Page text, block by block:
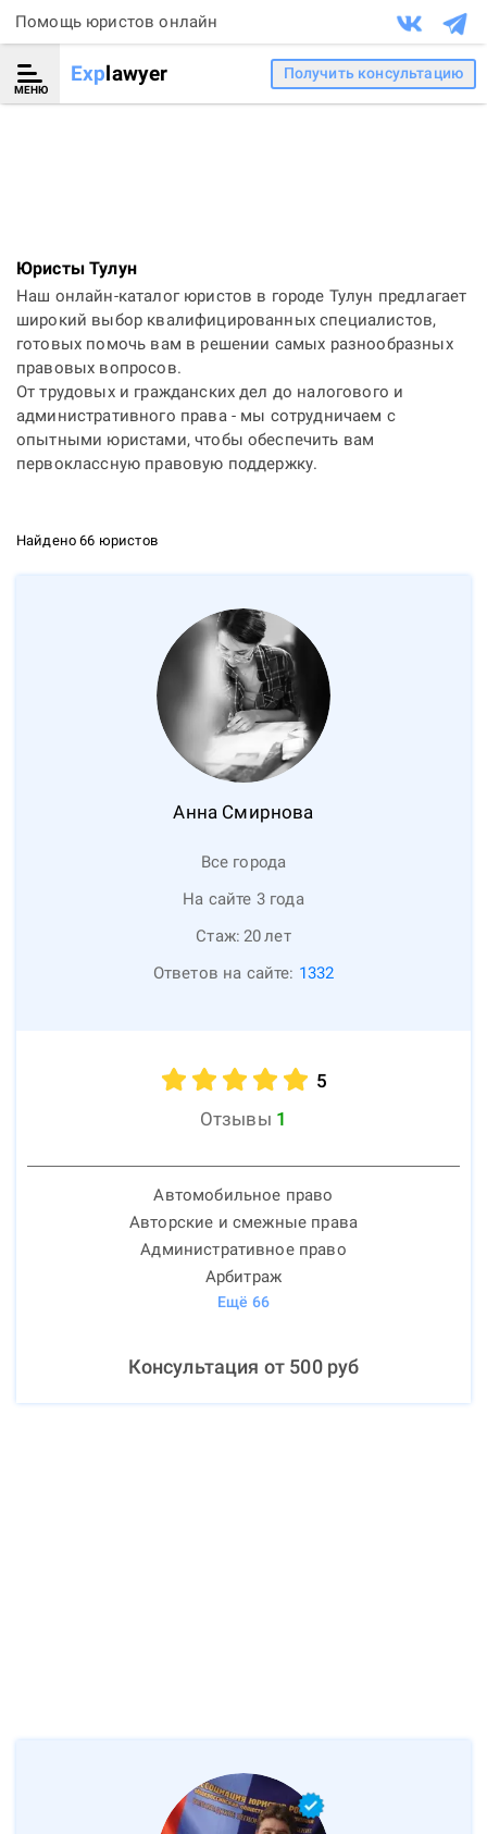
Помощь юристов онлайн
МЕНЮ
Explawyer Получить консультацию
Юристы Тулун
Наш онлайн-каталог юристов в городе Тулун предлагает
широкий выбор квалифицированных специалистов,
готовых помочь вам в решении самых разнообразных
правовых вопросов.
От трудовых и гражданских дел до налогового и
административного права - мы сотрудничаем с
опытными юристами, чтобы обеспечить вам
первоклассную правовую поддержку.
Найдено 66 юристов
Анна Смирнова
Все города
На сайте 3 года
Стаж: 20лет
Ответов на сайте: 1332
5
Отзывы 1
Автомобильное право
Авторские и смежные права
Административное право
Арбитраж
Ещё 66
Консультация от 500руб